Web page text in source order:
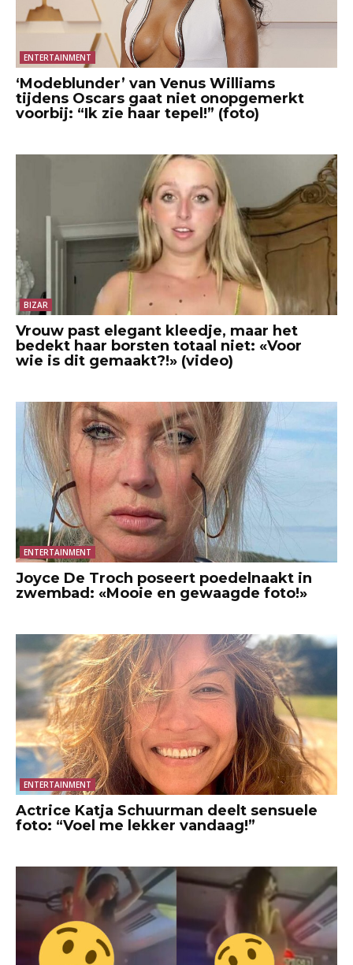
ENTERTAINMENT
‘Modeblunder’ van Venus Williams
tijdens Oscars gaat niet onopgemerkt
voorbij: “Ik zie haar tepel!” (foto)
BIZAR
Vrouw past elegant kleedje, maar het
bedekt haar borsten totaal niet: «Voor
wie is dit gemaakt?!» (video)
ENTERTAINMENT
Joyce De Troch poseert poedelnaakt in
zwembad: «Mooie en gewaagde foto!»
ENTERTAINMENT
Actrice Katja Schuurman deelt sensuele
foto: “Voel me lekker vandaag!”